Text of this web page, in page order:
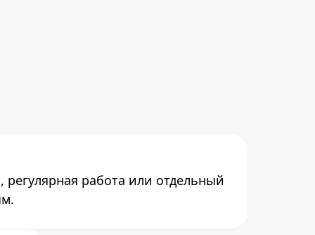
работа или отдельный